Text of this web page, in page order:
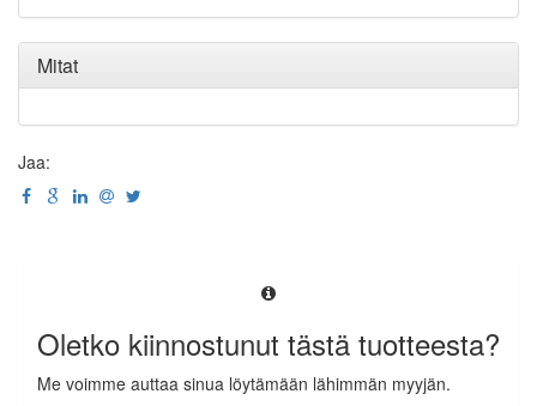
Mitat
Jaa:
Oletko kiinnostunut tästä tuotteesta?
Me voimme auttaa sinua löytämään lähimmän myyjän.